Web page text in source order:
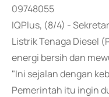
09748055
IQPlus, (8/4) -
Listrik Tenaga Diesel
energi bersih dan
"Ini sejalan dengan
Pemerintah itu ingin